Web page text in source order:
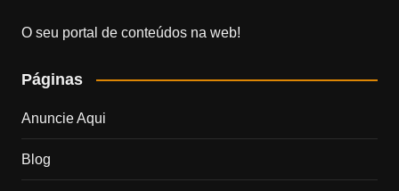
O seu portal de conteúdos na web!
Páginas
Anuncie Aqui
Blog